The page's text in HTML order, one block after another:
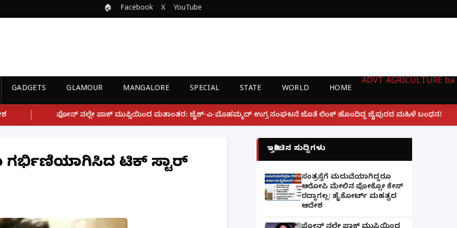
🏠 Facebook X YouTube
GADGETS GLAMOUR MANGALORE SPECIAL STATE WORLD HOME
ADVT AGRICULTURE ba
ಮುಫ್ತಿಯಿಂದ ಮತಾಂತರ: ಜೈಶ್-ಎ-ಮೊಹಮ್ಮದ್ ಉಗ್ರ ಸಂಘಟನೆ ಜೊತೆ ಲಿಂಕ್ ಹೊಂದಿದ್ದ ಜೈಪುರದ ಮಹಿಳೆ ಬಂಧನ! | ಲಕ್ನೋ ಗೇಮಿಂಗ್
ಗರ್ಭಿಣಿಯಾಗಿಸಿದ ಟಿಕ್ ಸ್ಟಾರ್
ಇತ್ತೀಚಿನ ಸುದ್ದಿಗಳು
ಸಂತ್ರಸ್ತೆಗೆ ಮದುವೆಯಾಗಿದ್ದರೂ
ಆರೋಪಿ ಮೇಲಿನ ಪೋಕ್ಸೋ ಕೇಸ್
ರದ್ದಾಗಲ್ಲ: ಹೈಕೋರ್ಟ್ ಮಹತ್ವದ
ಆದೇಶ